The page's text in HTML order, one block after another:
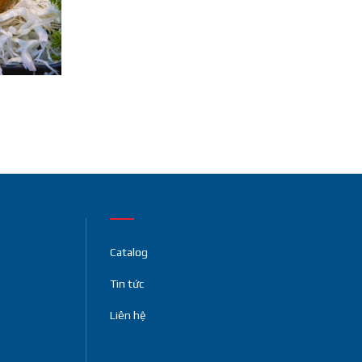
Catalog
Tin tức
Liên hệ